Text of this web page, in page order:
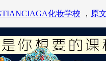
化妆学校 ， 原